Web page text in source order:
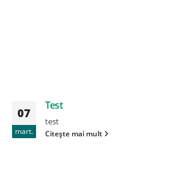
07
mart.
Test
test
Citește mai mult